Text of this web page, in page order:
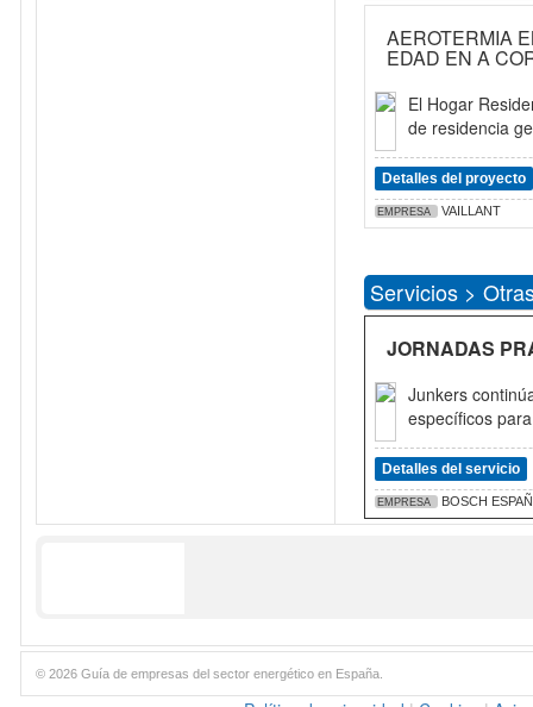
AEROTERMIA
EDAD EN A
El Hogar
de residencia
Detalles del proyecto
EMPRESA VAILLANT
Servicios >
JORNADAS
Junkers
específicos
Detalles del servicio
EMPRESA BOSCH
© 2026 Guía de empresas del sector energético en España.